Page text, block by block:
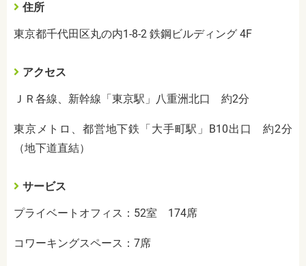
住所
東京都千代田区丸の内1-8-2 鉄鋼ビルディング 4F
アクセス
ＪＲ各線、新幹線「東京駅」八重洲北口 約2分
東京メトロ、都営地下鉄「大手町駅」B10出口 約2分
（地下道直結）
サービス
プライベートオフィス：52室 174席
コワーキングスペース：7席